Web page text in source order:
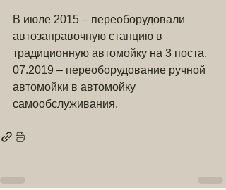
В июле 2015 – переоборудовали
автозаправочную станцию в
традиционную автомойку на 3 поста.
07.2019 – переоборудование ручной
автомойки в автомойку
самообслуживания.